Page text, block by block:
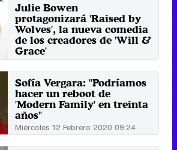
Julie Bowen
protagonizará 'Raised by
Wolves', la nueva comedia
de los creadores de 'Will &
Grace'
Sábado 7 Marzo 2020 04:37
Sofía Vergara: "Podríamos
hacer un reboot de
'Modern Family' en treinta
años"
Miércoles 12 Febrero 2020 09:24